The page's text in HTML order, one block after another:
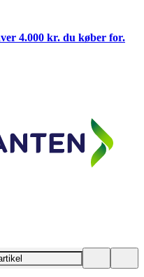
4.000 kr. du køber for.